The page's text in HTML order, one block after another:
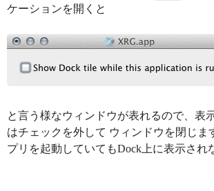
ケーションを開くと
と言う様なウィンドウが表れるので、表
はチェックを外して ウィンドウを閉じま
プリを起動していてもDock上に表示され